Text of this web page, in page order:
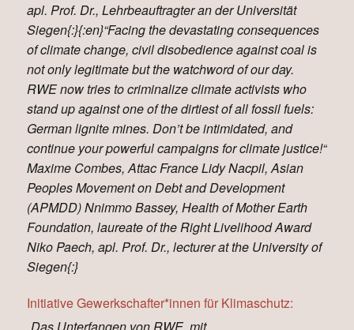
apl. Prof. Dr., Lehrbeauftragter an der Universität
Siegen{:}{:en}“Facing the devastating consequences
of climate change, civil disobedience against coal is
not only legitimate but the watchword of our day.
RWE now tries to criminalize climate activists who
stand up against one of the dirtiest of all fossil fuels:
German lignite mines. Don’t be intimidated, and
continue your powerful campaigns for climate justice!“
Maxime Combes, Attac France Lidy Nacpil, Asian
Peoples Movement on Debt and Development
(APMDD) Nnimmo Bassey, Health of Mother Earth
Foundation, laureate of the Right Livelihood Award
Niko Paech, apl. Prof. Dr., lecturer at the University of
Siegen{:}
Initiative Gewerkschafter*innen für Klimaschutz: